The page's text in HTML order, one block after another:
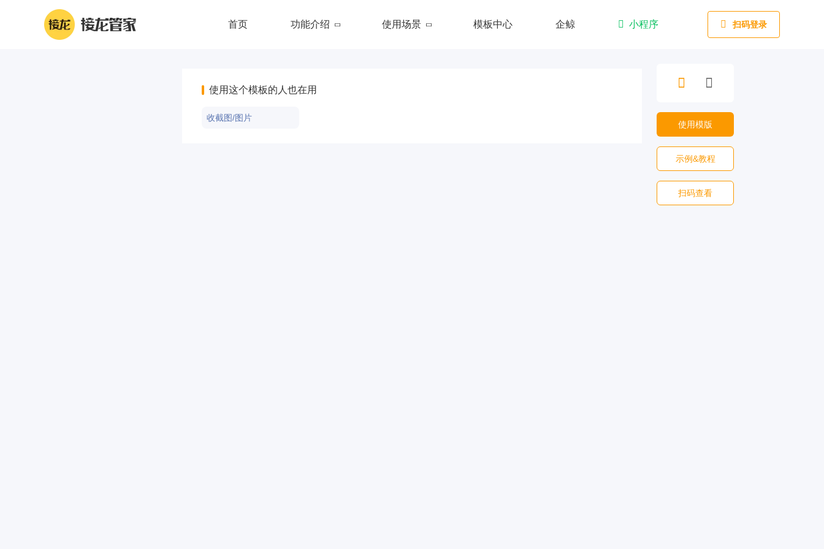
首页 功能介绍 使用场景 模板中心 企鲸 小程序 扫码登录
使用这个模板的人也在用
收截图/图片
使用模版
示例&教程
扫码查看